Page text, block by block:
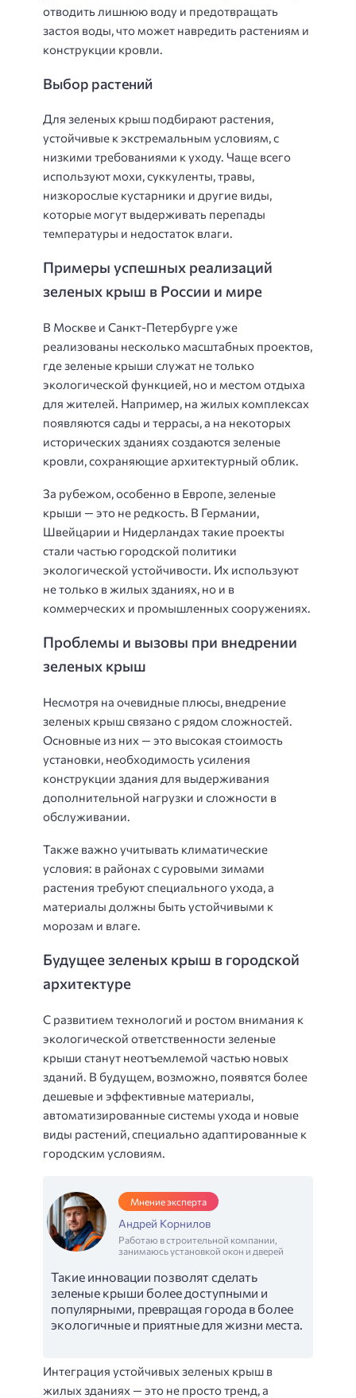
отводить лишнюю воду и предотвращать
застоя воды, что может навредить растениям и
конструкции кровли.
Выбор растений
Для зеленых крыш подбирают растения,
устойчивые к экстремальным условиям, с
низкими требованиями к уходу. Чаще всего
используют мохи, суккуленты, травы,
низкорослые кустарники и другие виды,
которые могут выдерживать перепады
температуры и недостаток влаги.
Примеры успешных реализаций
зеленых крыш в России и мире
В Москве и Санкт-Петербурге уже
реализованы несколько масштабных проектов,
где зеленые крыши служат не только
экологической функцией, но и местом отдыха
для жителей. Например, на жилых комплексах
появляются сады и террасы, а на некоторых
исторических зданиях создаются зеленые
кровли, сохраняющие архитектурный облик.
За рубежом, особенно в Европе, зеленые
крыши — это не редкость. В Германии,
Швейцарии и Нидерландах такие проекты
стали частью городской политики
экологической устойчивости. Их используют
не только в жилых зданиях, но и в
коммерческих и промышленных сооружениях.
Проблемы и вызовы при внедрении
зеленых крыш
Несмотря на очевидные плюсы, внедрение
зеленых крыш связано с рядом сложностей.
Основные из них — это высокая стоимость
установки, необходимость усиления
конструкции здания для выдерживания
дополнительной нагрузки и сложности в
обслуживании.
Также важно учитывать климатические
условия: в районах с суровыми зимами
растения требуют специального ухода, а
материалы должны быть устойчивыми к
морозам и влаге.
Будущее зеленых крыш в городской
архитектуре
С развитием технологий и ростом внимания к
экологической ответственности зеленые
крыши станут неотъемлемой частью новых
зданий. В будущем, возможно, появятся более
дешевые и эффективные материалы,
автоматизированные системы ухода и новые
виды растений, специально адаптированные к
городским условиям.
Мнение эксперта
Андрей Корнилов
Работаю в строительной компании,
занимаюсь установкой окон и дверей
Такие инновации позволят сделать
зеленые крыши более доступными и
популярными, превращая города в более
экологичные и приятные для жизни места.
Интеграция устойчивых зеленых крыш в
жилых зданиях — это не просто тренд, а